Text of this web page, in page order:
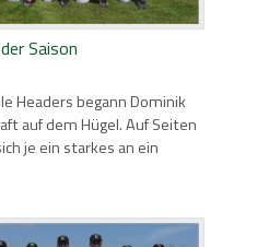
Saison
Headers begann Dominik
auf dem Hügel. Auf Seiten
je ein starkes an ein